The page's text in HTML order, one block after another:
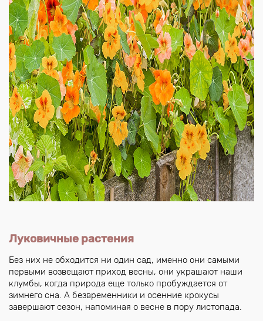
Луковичные растения
Без них не обходится ни один сад, именно они самыми
первыми возвещают приход весны, они украшают наши
клумбы, когда природа еще только пробуждается от
зимнего сна. А безвременники и осенние крокусы
завершают сезон, напоминая о весне в пору листопада.